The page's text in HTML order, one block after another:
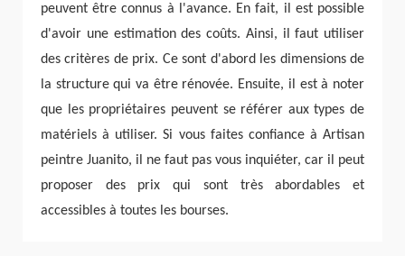
peuvent être connus à l'avance. En fait, il est possible
d'avoir une estimation des coûts. Ainsi, il faut utiliser
des critères de prix. Ce sont d'abord les dimensions de
la structure qui va être rénovée. Ensuite, il est à noter
que les propriétaires peuvent se référer aux types de
matériels à utiliser. Si vous faites confiance à Artisan
peintre Juanito, il ne faut pas vous inquiéter, car il peut
proposer des prix qui sont très abordables et
accessibles à toutes les bourses.